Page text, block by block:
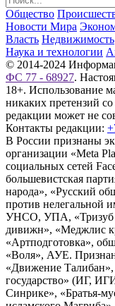
Общество
Новости Мира
Власть Недвижимость
Наука и технологии
© 2014-2024
ФС 77 - 68927.
18+. Использование
никаких претензий
редакции может не
Контакты редакции:
В России признаны
организации «Meta
социальных сетей
большевистская
народа», «Русский
против нелегальной
УНСО, УПА, «Тризуб
дивижн», «Меджлис
«Артподготовка»,
«Воля», АУЕ.
«Движение
государство» (ИГ,
Синрике», «Братья-